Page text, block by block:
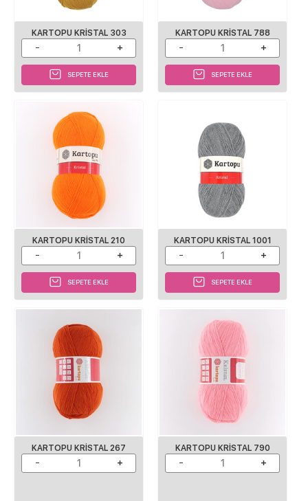
KARTOPU KRISTAL 303
SEPETE EKLE
KARTOPU KRISTAL 788
SEPETE EKLE
KARTOPU KRISTAL 210
SEPETE EKLE
KARTOPU KRISTAL 1001
SEPETE EKLE
KARTOPU KRISTAL 267 KARTOPU KRISTAL 790